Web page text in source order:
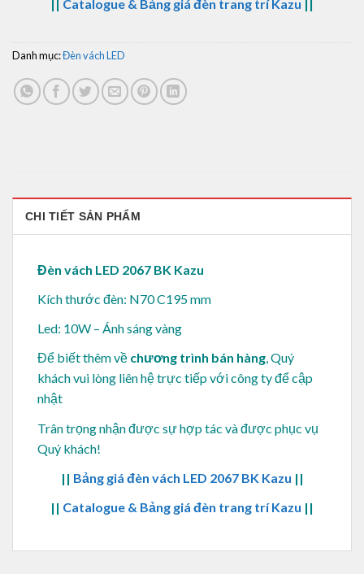
|| Catalogue & Bảng giá đèn trang trí Kazu ||
Danh mục:Đèn vách LED
CHI TIẾT SẢN PHẨM
Đèn vách LED 2067 BK Kazu
Kích thước đèn: N70 C195 mm
Led: 10W – Ánh sáng vàng
Để biết thêm về chương trình bán hàng, Quý
khách vui lòng liên hệ trực tiếp với công ty để cập
nhật
Trân trọng nhận được sự hợp tác và được phục vụ
Quý khách!
|| Bảng giá đèn vách LED 2067 BK Kazu ||
|| Catalogue & Bảng giá đèn trang trí Kazu ||